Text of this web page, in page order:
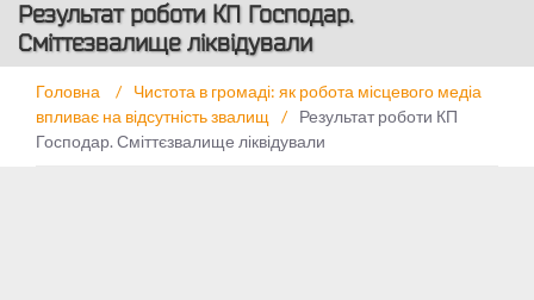
Результат роботи КП Господар.
Сміттєзвалище ліквідували
Головна /
Чистота в громаді: як робота місцевого медіа
впливає на відсутність звалищ
/
Результат роботи КП
Господар. Сміттєзвалище ліквідували